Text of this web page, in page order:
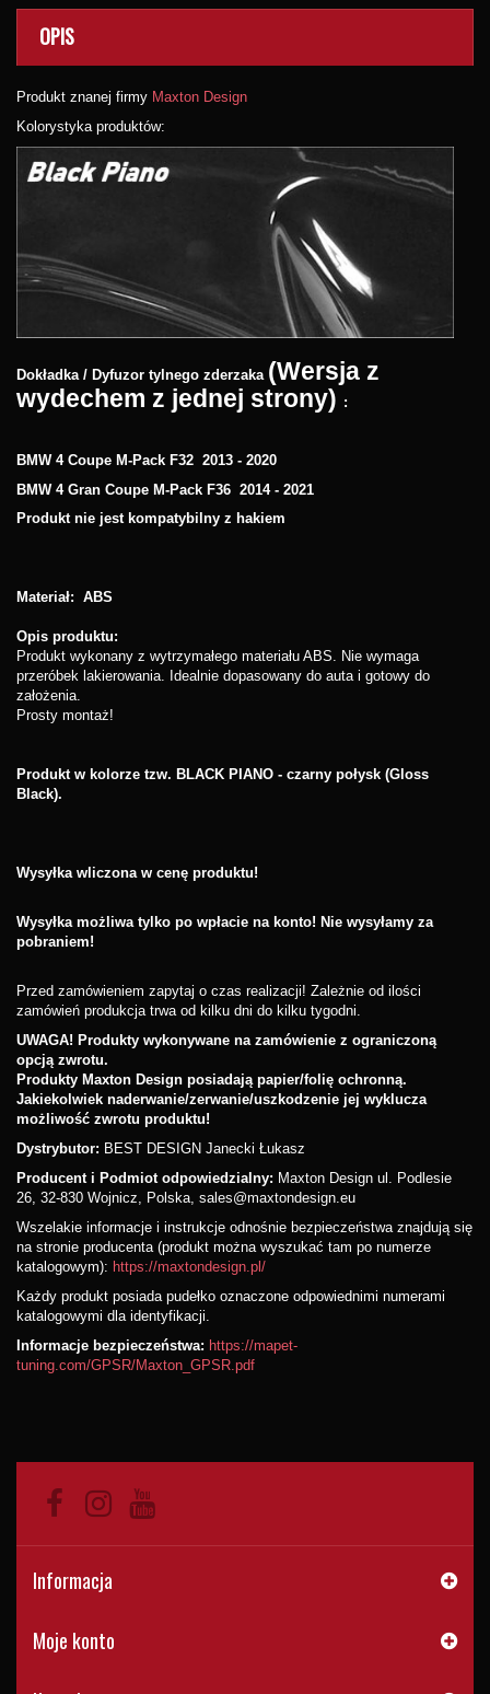
OPIS
Produkt znanej firmy Maxton Design
Kolorystyka produktów:
Dokładka / Dyfuzor tylnego zderzaka (Wersja z
wydechem z jednej strony) :
BMW 4 Coupe M-Pack F32 2013 - 2020
BMW 4 Gran Coupe M-Pack F36 2014 - 2021
Produkt nie jest kompatybilny z hakiem
Materiał: ABS
Opis produktu:
Produkt wykonany z wytrzymałego materiału ABS. Nie wymaga
przeróbek lakierowania. Idealnie dopasowany do auta i gotowy do
założenia.
Prosty montaż!
Produkt w kolorze tzw. BLACK PIANO - czarny połysk (Gloss
Black).
Wysyłka wliczona w cenę produktu!
Wysyłka możliwa tylko po wpłacie na konto! Nie wysyłamy za
pobraniem!
Przed zamówieniem zapytaj o czas realizacji! Zależnie od ilości
zamówień produkcja trwa od kilku dni do kilku tygodni.
UWAGA! Produkty wykonywane na zamówienie z ograniczoną
opcją zwrotu.
Produkty Maxton Design posiadają papier/folię ochronną.
Jakiekolwiek naderwanie/zerwanie/uszkodzenie jej wyklucza
możliwość zwrotu produktu!
Dystrybutor: BEST DESIGN Janecki Łukasz
Producent i Podmiot odpowiedzialny: Maxton Design ul. Podlesie
26, 32-830 Wojnicz, Polska, sales@maxtondesign.eu
Wszelakie informacje i instrukcje odnośnie bezpieczeństwa znajdują się
na stronie producenta (produkt można wyszukać tam po numerze
katalogowym): https://maxtondesign.pl/
Każdy produkt posiada pudełko oznaczone odpowiednimi numerami
katalogowymi dla identyfikacji.
Informacje bezpieczeństwa: https://mapet-
tuning.com/GPSR/Maxton_GPSR.pdf
Informacja
Moje konto